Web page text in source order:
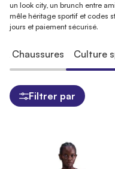
un look city, un brunch entre
mêle héritage sportif et codes
jours et paiement sécurisé.
& Chaussures Culture
Filtrer par